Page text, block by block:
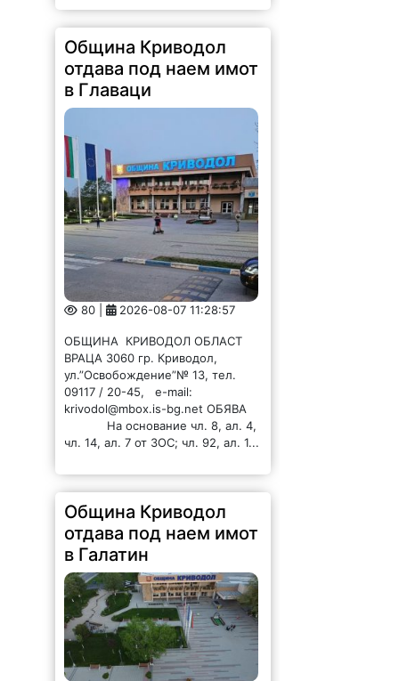
Община Криводол
отдава под наем имот
в Главаци
80 | 2026-08-07 11:28:57
ОБЩИНА КРИВОДОЛ ОБЛАСТ
ВРАЦА 3060 гр. Криводол,
ул.”Освобождение”№ 13, тел.
09117 / 20-45, e-mail:
krivodol@mbox.is-bg.net ОБЯВА
На основание чл. 8, ал. 4,
чл. 14, ал. 7 от ЗОС; чл. 92, ал. 1...
Община Криводол
отдава под наем имот
в Галатин